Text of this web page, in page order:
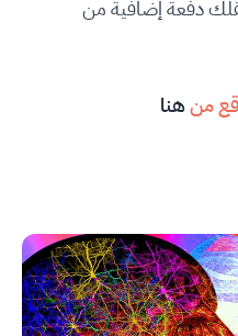
دفعة إضافية من
منهنا